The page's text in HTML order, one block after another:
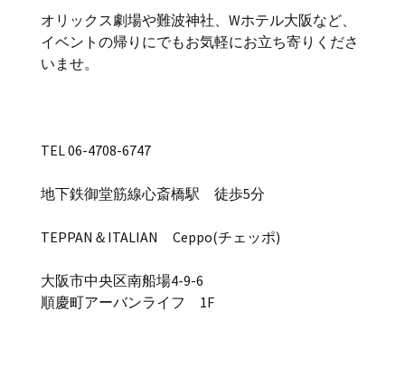
オリックス劇場や難波神社、Wホテル大阪など、
イベントの帰りにでもお気軽にお立ち寄りくださ
いませ。
TEL 06-4708-6747
地下鉄御堂筋線心斎橋駅 徒歩5分
TEPPAN＆ITALIAN Ceppo(チェッポ)
大阪市中央区南船場4-9-6
順慶町アーバンライフ 1F